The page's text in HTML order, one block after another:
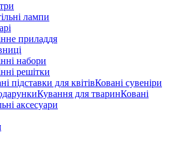
лампи
приладдя
набори
решітки
підставки для квітівКовані сувеніри
Кування для тваринКовані
аксесуари